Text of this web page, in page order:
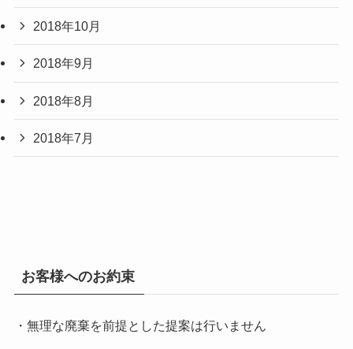
2018年10月
2018年9月
2018年8月
2018年7月
お客様へのお約束
・無理な廃棄を前提とした提案は行いません